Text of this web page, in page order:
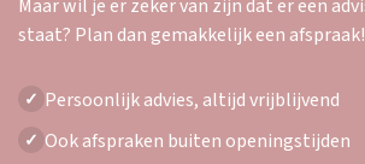
Maar wil je er zeker van zijn dat er een
staat? Plan dan gemakkelijk een afspraak!
✓ Persoonlijk advies, altijd vrijblijvend
✓ Ook afspraken buiten openingstijden